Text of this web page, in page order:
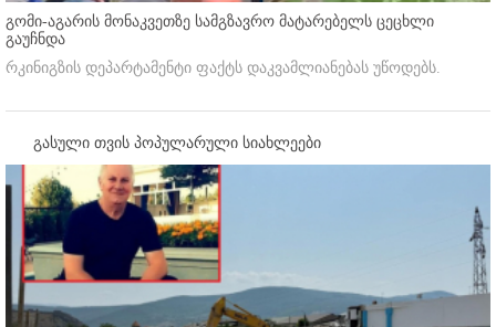
გომი-აგარის მონაკვეთზე სამგზავრო მატარებელს ცეცხლი
გაუჩნდა
რკინიგზის დეპარტამენტი ფაქტს დაკვამლიანებას უწოდებს.
გასული თვის პოპულარული სიახლეები